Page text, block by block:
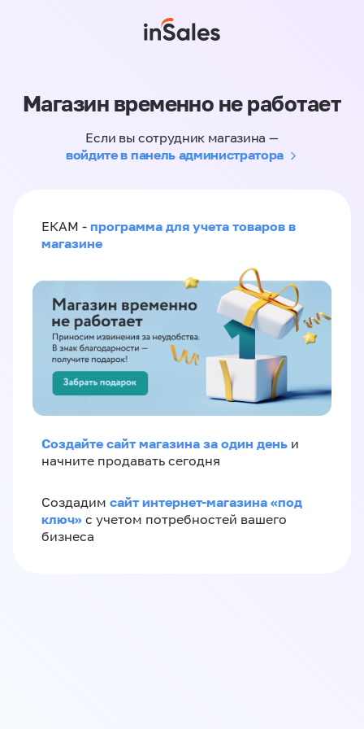
Магазин временно не работает
Если вы сотрудник магазина —
войдите в панель администратора
ЕКАМ - программа для учета товаров в
магазине
Создайте сайт магазина за один день и
начните продавать сегодня
Создадим сайт интернет-магазина «под
ключ» с учетом потребностей вашего
бизнеса